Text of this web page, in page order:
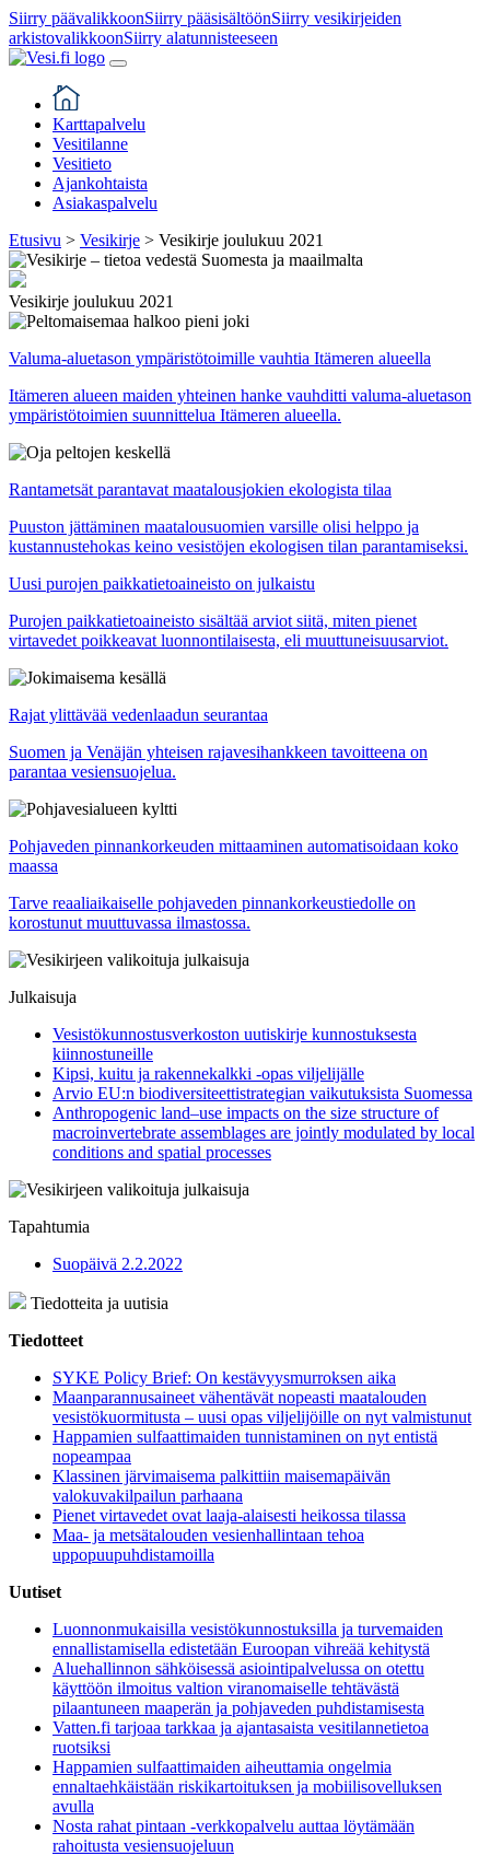
Siirry päävalikkoonSiirry pääsisältöönSiirry vesikirjeiden
arkistovalikkoonSiirry alatunnisteeseen
Karttapalvelu
Vesitilanne
Vesitieto
Ajankohtaista
Asiakaspalvelu
Etusivu > Vesikirje > Vesikirje joulukuu 2021
Vesikirje joulukuu 2021
Valuma-aluetason ympäristötoimille vauhtia Itämeren alueella
Itämeren alueen maiden yhteinen hanke vauhditti valuma-aluetason
ympäristötoimien suunnittelua Itämeren alueella.
Rantametsät parantavat maatalousjokien ekologista tilaa
Puuston jättäminen maatalousuomien varsille olisi helppo ja
kustannustehokas keino vesistöjen ekologisen tilan parantamiseksi.
Uusi purojen paikkatietoaineisto on julkaistu
Purojen paikkatietoaineisto sisältää arviot siitä, miten pienet
virtavedet poikkeavat luonnontilaisesta, eli muuttuneisuusarviot.
Rajat ylittävää vedenlaadun seurantaa
Suomen ja Venäjän yhteisen rajavesihankkeen tavoitteena on
parantaa vesiensuojelua.
Pohjaveden pinnankorkeuden mittaaminen automatisoidaan koko
maassa
Tarve reaaliaikaiselle pohjaveden pinnankorkeustiedolle on
korostunut muuttuvassa ilmastossa.
Julkaisuja
Vesistökunnostusverkoston uutiskirje kunnostuksesta
kiinnostuneille
Kipsi, kuitu ja rakennekalkki -opas viljelijälle
Arvio EU:n biodiversiteettistrategian vaikutuksista Suomessa
Anthropogenic land‒use impacts on the size structure of
macroinvertebrate assemblages are jointly modulated by local
conditions and spatial processes
Tapahtumia
Suopäivä 2.2.2022
Tiedotteita ja uutisia
Tiedotteet
SYKE Policy Brief: On kestävyysmurroksen aika
Maanparannusaineet vähentävät nopeasti maatalouden
vesistökuormitusta – uusi opas viljelijöille on nyt valmistunut
Happamien sulfaattimaiden tunnistaminen on nyt entistä
nopeampaa
Klassinen järvimaisema palkittiin maisemapäivän
valokuvakilpailun parhaana
Pienet virtavedet ovat laaja-alaisesti heikossa tilassa
Maa- ja metsätalouden vesienhallintaan tehoa
uppopuupuhdistamoilla
Uutiset
Luonnonmukaisilla vesistökunnostuksilla ja turvemaiden
ennallistamisella edistetään Euroopan vihreää kehitystä
Aluehallinnon sähköisessä asiointipalvelussa on otettu
käyttöön ilmoitus valtion viranomaiselle tehtävästä
pilaantuneen maaperän ja pohjaveden puhdistamisesta
Vatten.fi tarjoaa tarkkaa ja ajantasaista vesitilannetietoa
ruotsiksi
Happamien sulfaattimaiden aiheuttamia ongelmia
ennaltaehkäistään riskikartoituksen ja mobiilisovelluksen
avulla
Nosta rahat pintaan -verkkopalvelu auttaa löytämään
rahoitusta vesiensuojeluun